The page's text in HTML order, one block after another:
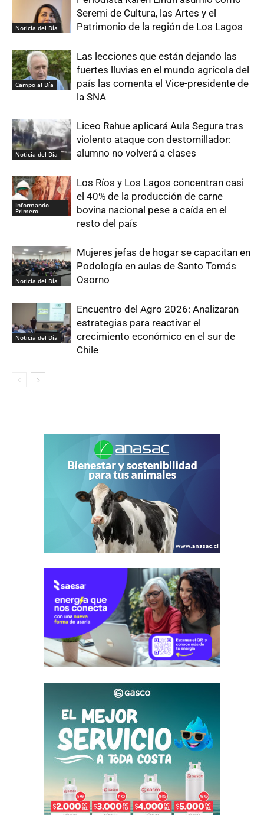
Noticia del Día
Seremi de Cultura, las Artes y el
Patrimonio de la región de Los Lagos
Campo al Día
Las lecciones que están dejando las
fuertes lluvias en el mundo agrícola del
país las comenta el Vice-presidente de
la SNA
Noticia del Día
Liceo Rahue aplicará Aula Segura tras
violento ataque con destornillador:
alumno no volverá a clases
Informando
Primero
Los Ríos y Los Lagos concentran casi
el 40% de la producción de carne
bovina nacional pese a caída en el
resto del país
Noticia del Día
Mujeres jefas de hogar se capacitan en
Podología en aulas de Santo Tomás
Osorno
Noticia del Día
Encuentro del Agro 2026: Analizaran
estrategias para reactivar el
crecimiento económico en el sur de
Chile